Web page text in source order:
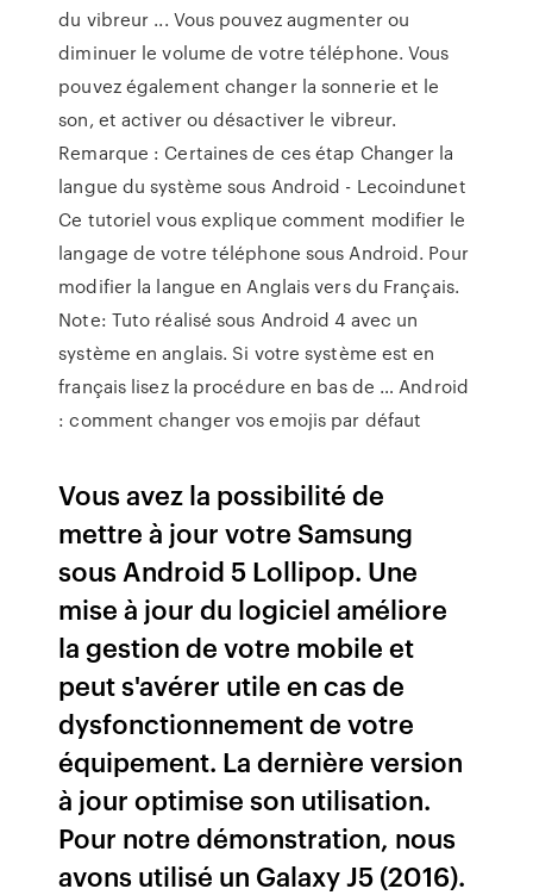
du vibreur ... Vous pouvez augmenter ou
diminuer le volume de votre téléphone. Vous
pouvez également changer la sonnerie et le
son, et activer ou désactiver le vibreur.
Remarque : Certaines de ces étap Changer la
langue du système sous Android - Lecoindunet
Ce tutoriel vous explique comment modifier le
langage de votre téléphone sous Android. Pour
modifier la langue en Anglais vers du Français.
Note: Tuto réalisé sous Android 4 avec un
système en anglais. Si votre système est en
français lisez la procédure en bas de … Android
: comment changer vos emojis par défaut
Vous avez la possibilité de
mettre à jour votre Samsung
sous Android 5 Lollipop. Une
mise à jour du logiciel améliore
la gestion de votre mobile et
peut s'avérer utile en cas de
dysfonctionnement de votre
équipement. La dernière version
à jour optimise son utilisation.
Pour notre démonstration, nous
avons utilisé un Galaxy J5 (2016).